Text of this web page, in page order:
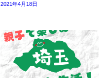
2021年4月18日